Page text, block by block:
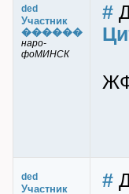
ded
Участник
������
наро-
фоМИНСК
#
ded
Участник
#